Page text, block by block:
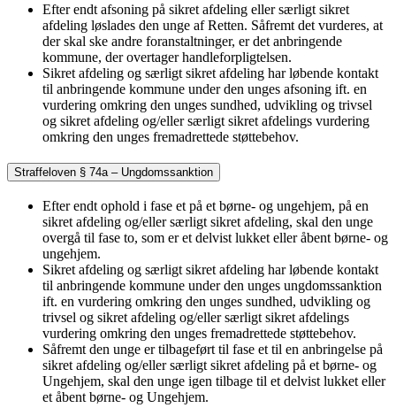
Efter endt afsoning på sikret afdeling eller særligt sikret
afdeling løslades den unge af Retten. Såfremt det vurderes, at
der skal ske andre foranstaltninger, er det anbringende
kommune, der overtager handleforpligtelsen.
Sikret afdeling og særligt sikret afdeling har løbende kontakt
til anbringende kommune under den unges afsoning ift. en
vurdering omkring den unges sundhed, udvikling og trivsel
og sikret afdeling og/eller særligt sikret afdelings vurdering
omkring den unges fremadrettede støttebehov.
Straffeloven § 74a – Ungdomssanktion
Efter endt ophold i fase et på et børne- og ungehjem, på en
sikret afdeling og/eller særligt sikret afdeling, skal den unge
overgå til fase to, som er et delvist lukket eller åbent børne- og
ungehjem.
Sikret afdeling og særligt sikret afdeling har løbende kontakt
til anbringende kommune under den unges ungdomssanktion
ift. en vurdering omkring den unges sundhed, udvikling og
trivsel og sikret afdeling og/eller særligt sikret afdelings
vurdering omkring den unges fremadrettede støttebehov.
Såfremt den unge er tilbageført til fase et til en anbringelse på
sikret afdeling og/eller særligt sikret afdeling på et børne- og
Ungehjem, skal den unge igen tilbage til et delvist lukket eller
et åbent børne- og Ungehjem.